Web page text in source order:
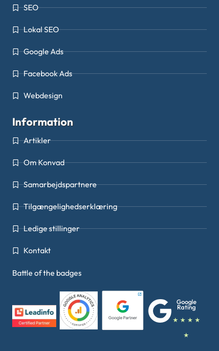
SEO
Lokal SEO
Google Ads
Facebook Ads
Webdesign
Information
Artikler
Om Konvad
Samarbejdspartnere
Tilgængelighedserklæring
Ledige stillinger
Kontakt
Battle of the badges
Google
Rating
★ ★ ★ ★
★